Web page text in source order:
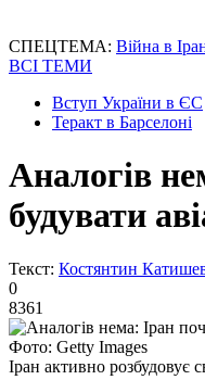
СПЕЦТЕМА: Війна в
ВСІ ТЕМИ
Вступ України в ЄС
Теракт в Барселоні
Аналогів
будувати
Текст: Костянтин
0
8361
Фото: Getty Images
Іран активно розбудовує